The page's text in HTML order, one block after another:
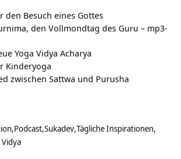
den Besuch eines Gottes
den Vollmondtag des Guru – mp3-
Yoga Vidya Acharya
Kinderyoga
zwischen Sattwa und Purusha
Podcast Sukadev Tägliche Inspirationen
Vidya